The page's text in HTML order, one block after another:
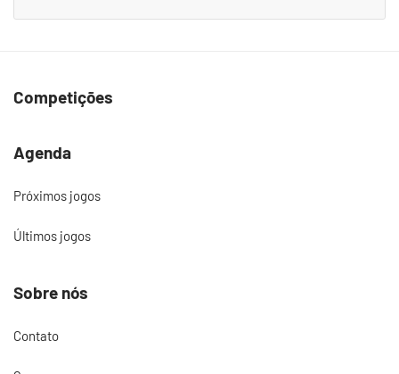
Competições
Agenda
Próximos jogos
Últimos jogos
Sobre nós
Contato